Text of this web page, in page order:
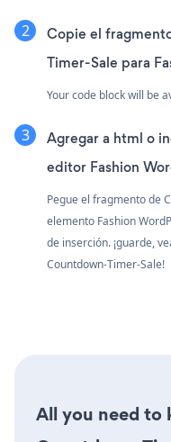
Copie el
Timer-Sale para
Your code block will be
Agregar a html o
editor Fashion
Pegue el fragmento de
elemento Fashion
de inserción. ¡guarde,
Countdown-Timer-Sale!
All you need to